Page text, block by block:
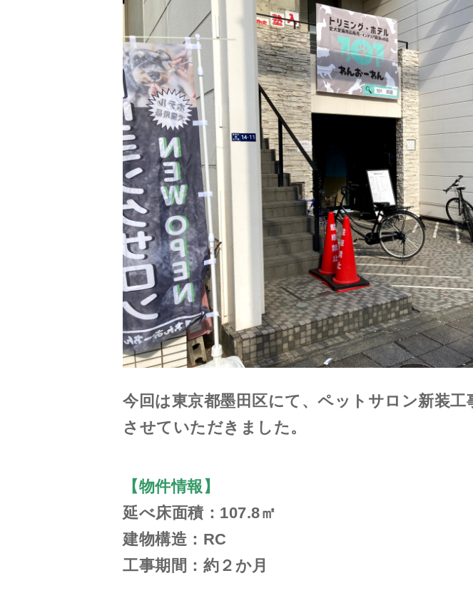
今回は東京都墨田区にて、ペットサロン新装工
させていただきました。
【物件情報】
延べ床面積：107.8㎡
建物構造：RC
工事期間：約２か月